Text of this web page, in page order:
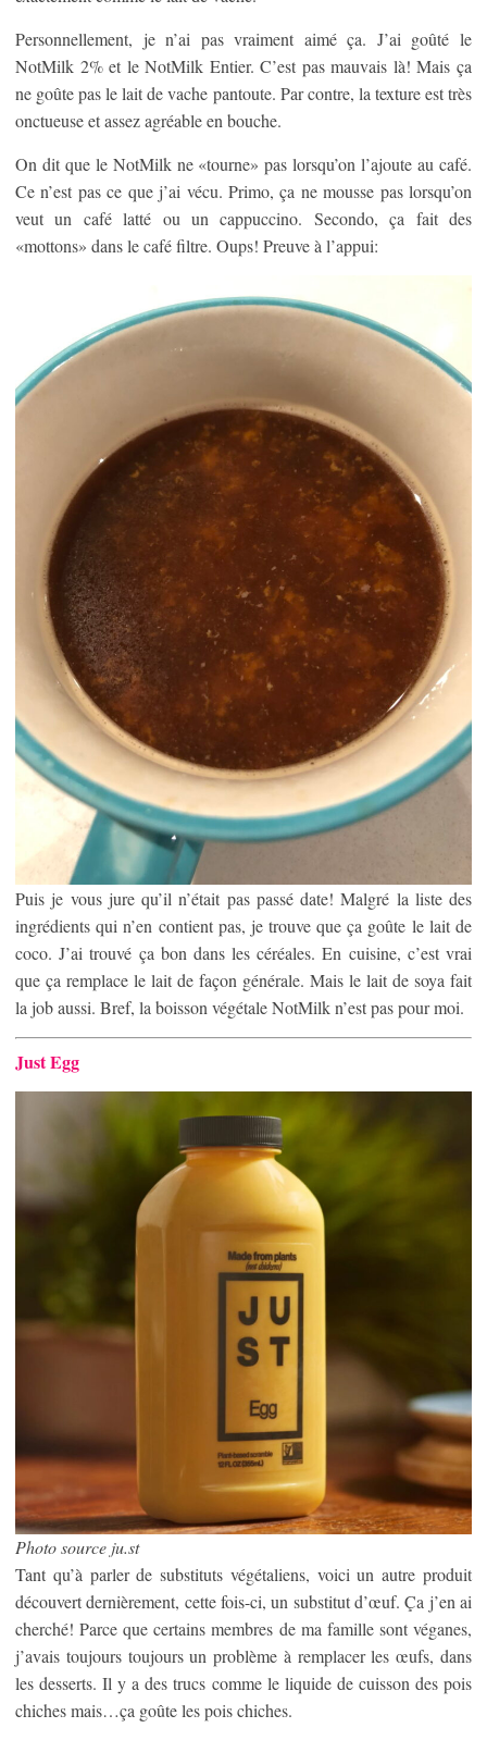
Personnellement, je n’ai pas vraiment aimé ça. J’ai goûté le
NotMilk 2% et le NotMilk Entier. C’est pas mauvais là! Mais ça
ne goûte pas le lait de vache pantoute. Par contre, la texture est très
onctueuse et assez agréable en bouche.
On dit que le NotMilk ne «tourne» pas lorsqu’on l’ajoute au café.
Ce n’est pas ce que j’ai vécu. Primo, ça ne mousse pas lorsqu’on
veut un café latté ou un cappuccino. Secondo, ça fait des
«mottons» dans le café filtre. Oups! Preuve à l’appui:
Puis je vous jure qu’il n’était pas passé date! Malgré la liste des
ingrédients qui n’en contient pas, je trouve que ça goûte le lait de
coco. J’ai trouvé ça bon dans les céréales. En cuisine, c’est vrai
que ça remplace le lait de façon générale. Mais le lait de soya fait
la job aussi. Bref, la boisson végétale NotMilk n’est pas pour moi.
Just Egg
Photo source ju.st
Tant qu’à parler de substituts végétaliens, voici un autre produit
découvert dernièrement, cette fois-ci, un substitut d’œuf. Ça j’en ai
cherché! Parce que certains membres de ma famille sont véganes,
j’avais toujours toujours un problème à remplacer les œufs, dans
les desserts. Il y a des trucs comme le liquide de cuisson des pois
chiches mais…ça goûte les pois chiches.